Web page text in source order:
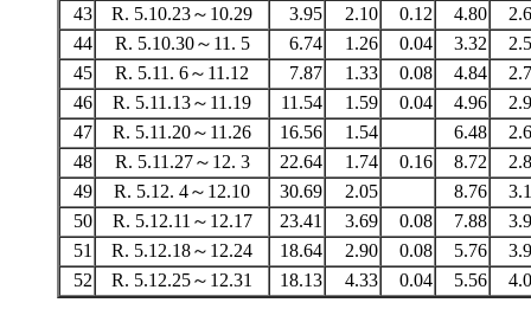
43
R. 5.10.23～10.29 3.95 2.10 0.12 4.80
44
R. 5.10.30～11. 5 6.74 1.26 0.04 3.32
45
R. 5.11. 6～11.12 7.87 1.33 0.08 4.84
46
R. 5.11.13～11.19 11.54 1.59 0.04 4.96
47
R. 5.11.20～11.26 16.56 1.54 6.48
48
R. 5.11.27～12. 3 22.64 1.74 0.16 8.72
49
R. 5.12. 4～12.10 30.69 2.05 8.76
50
R. 5.12.11～12.17 23.41 3.69 0.08 7.88
51
R. 5.12.18～12.24 18.64 2.90 0.08 5.76
52
R. 5.12.25～12.31 18.13 4.33 0.04 5.56